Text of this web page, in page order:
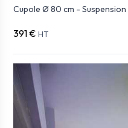
Cupole Ø 80 cm -
391 € HT